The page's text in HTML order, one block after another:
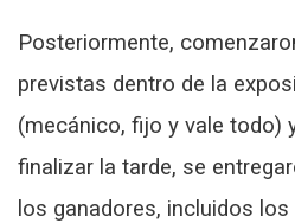
Posteriormente,
previstas dentro de la
(mecánico, fijo y vale todo)
finalizar la tarde, se
los ganadores, incluidos